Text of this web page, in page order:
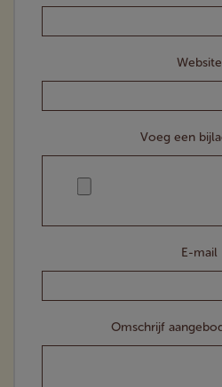
Website
Voeg een
E-mail
Omschrijf